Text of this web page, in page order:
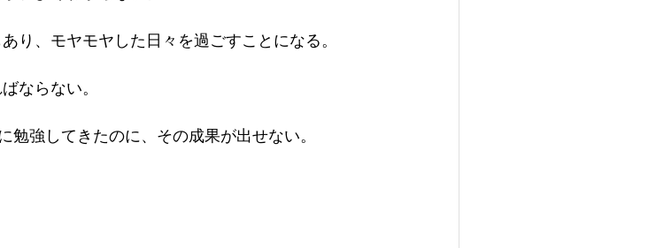
り、モヤモヤした日々を過ごすことになる。
ならない。
強してきたのに、その成果が出せない。